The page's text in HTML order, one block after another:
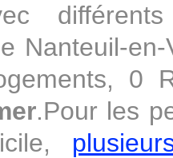
Nanteuil-
0
.Pour les